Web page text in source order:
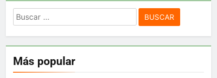
Buscar:
Más popular